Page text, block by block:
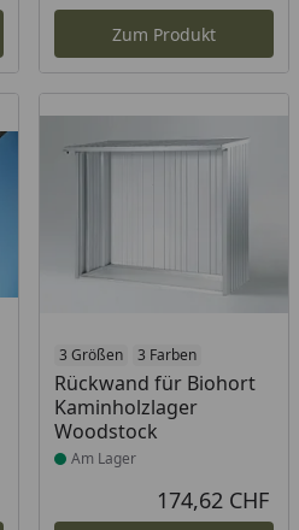
Zum Produkt
3 Größen 3 Farben
Rückwand für Biohort
Kaminholzlager
Woodstock
Produkt am Lager
Am Lager
174,62 CHF